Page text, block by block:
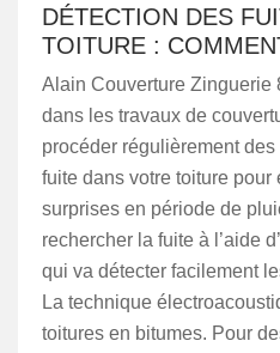
DÉTECTION DES
TOITURE :
Alain Couverture Zinguerie
dans les travaux de
procéder régulièrement
fuite dans votre toiture
surprises en période de
rechercher la fuite à l’aide
qui va détecter facilement
La technique
toitures en bitumes. Pour